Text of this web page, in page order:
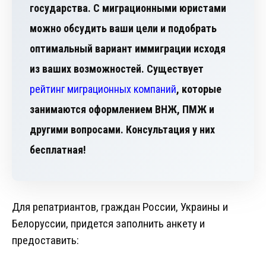
государства. С миграционными юристами
можно обсудить ваши цели и подобрать
оптимальный вариант иммиграции исходя
из ваших возможностей. Существует
рейтинг миграционных компаний, которые
занимаются оформлением ВНЖ, ПМЖ и
другими вопросами. Консультация у них
бесплатная!
Для репатриантов, граждан России, Украины и
Белоруссии, придется заполнить анкету и
предоставить: